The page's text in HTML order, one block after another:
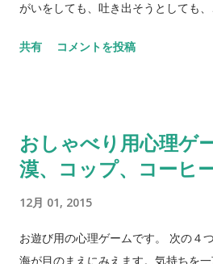
がいをしても、吐き出そうとしても
状だ。 「神経性咽喉頭部狭窄症」と
いものかと、治療法や対処法をあれこ
共有 コメントを投稿
おしゃべり用心理ゲ
漠、コップ、コーヒー
12月 01, 2015
お遊び用の心理ゲームです。 次の４
海が目のまえにみえます。気持ちを